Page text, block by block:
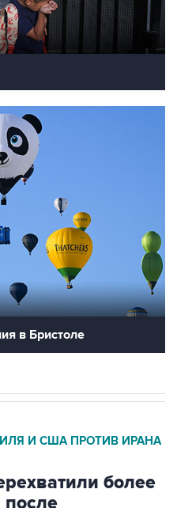
в Бристоле
И США ПРОТИВ ИРАНА
более
после